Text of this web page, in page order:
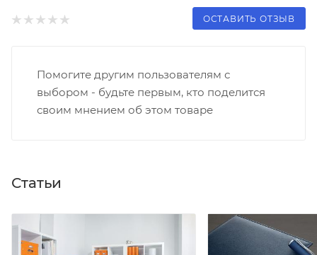
ОСТАВИТЬ ОТЗЫВ
Помогите другим пользователям с
выбором - будьте первым, кто поделится
своим мнением об этом товаре
Статьи